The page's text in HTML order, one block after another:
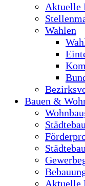
Aktuelle
Wahlen
Bauen &
Aktuelle